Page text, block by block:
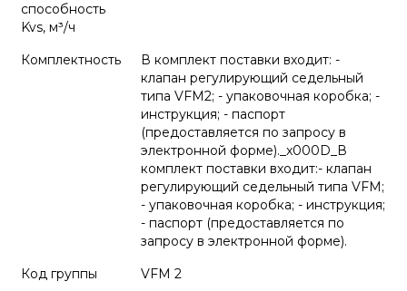
способность
Kvs, м³/ч
Комплектность
В комплект поставки входит: -
клапан регулирующий седельный
типа VFM2; - упаковочная коробка; -
инструкция; - паспорт
(предоставляется по запросу в
электронной форме)._x000D_В
комплект поставки входит:- клапан
регулирующий седельный типа VFM;
- упаковочная коробка; - инструкция;
- паспорт (предоставляется по
запросу в электронной форме).
Код группы
VFM 2